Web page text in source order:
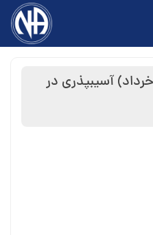
۳ جوزا (خرداد) آسیبپذری در